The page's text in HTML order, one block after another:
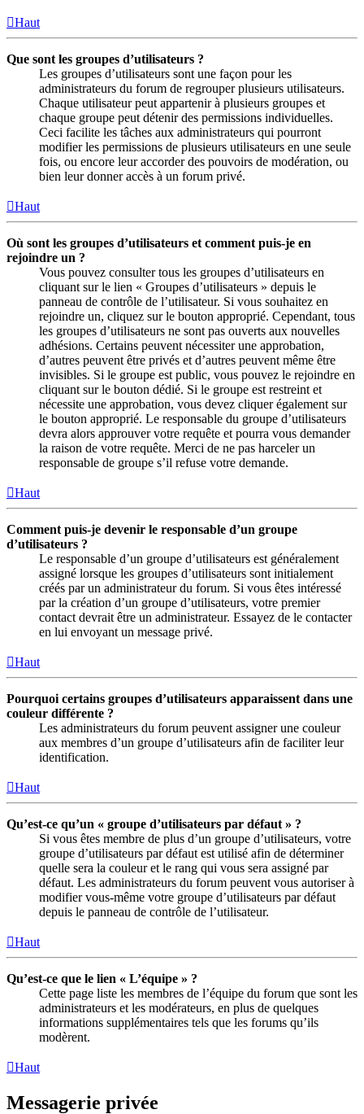
Haut
Que sont les groupes d’utilisateurs ?
Les groupes d’utilisateurs sont une façon pour les
administrateurs du forum de regrouper plusieurs utilisateurs.
Chaque utilisateur peut appartenir à plusieurs groupes et
chaque groupe peut détenir des permissions individuelles.
Ceci facilite les tâches aux administrateurs qui pourront
modifier les permissions de plusieurs utilisateurs en une seule
fois, ou encore leur accorder des pouvoirs de modération, ou
bien leur donner accès à un forum privé.
Haut
Où sont les groupes d’utilisateurs et comment puis-je en
rejoindre un ?
Vous pouvez consulter tous les groupes d’utilisateurs en
cliquant sur le lien « Groupes d’utilisateurs » depuis le
panneau de contrôle de l’utilisateur. Si vous souhaitez en
rejoindre un, cliquez sur le bouton approprié. Cependant, tous
les groupes d’utilisateurs ne sont pas ouverts aux nouvelles
adhésions. Certains peuvent nécessiter une approbation,
d’autres peuvent être privés et d’autres peuvent même être
invisibles. Si le groupe est public, vous pouvez le rejoindre en
cliquant sur le bouton dédié. Si le groupe est restreint et
nécessite une approbation, vous devez cliquer également sur
le bouton approprié. Le responsable du groupe d’utilisateurs
devra alors approuver votre requête et pourra vous demander
la raison de votre requête. Merci de ne pas harceler un
responsable de groupe s’il refuse votre demande.
Haut
Comment puis-je devenir le responsable d’un groupe
d’utilisateurs ?
Le responsable d’un groupe d’utilisateurs est généralement
assigné lorsque les groupes d’utilisateurs sont initialement
créés par un administrateur du forum. Si vous êtes intéressé
par la création d’un groupe d’utilisateurs, votre premier
contact devrait être un administrateur. Essayez de le contacter
en lui envoyant un message privé.
Haut
Pourquoi certains groupes d’utilisateurs apparaissent dans une
couleur différente ?
Les administrateurs du forum peuvent assigner une couleur
aux membres d’un groupe d’utilisateurs afin de faciliter leur
identification.
Haut
Qu’est-ce qu’un « groupe d’utilisateurs par défaut » ?
Si vous êtes membre de plus d’un groupe d’utilisateurs, votre
groupe d’utilisateurs par défaut est utilisé afin de déterminer
quelle sera la couleur et le rang qui vous sera assigné par
défaut. Les administrateurs du forum peuvent vous autoriser à
modifier vous-même votre groupe d’utilisateurs par défaut
depuis le panneau de contrôle de l’utilisateur.
Haut
Qu’est-ce que le lien « L’équipe » ?
Cette page liste les membres de l’équipe du forum que sont les
administrateurs et les modérateurs, en plus de quelques
informations supplémentaires tels que les forums qu’ils
modèrent.
Haut
Messagerie privée